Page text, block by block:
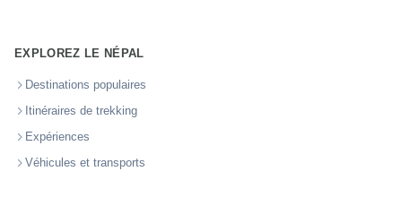
EXPLOREZ LE NÉPAL
Destinations populaires
Itinéraires de trekking
Expériences
Véhicules et transports